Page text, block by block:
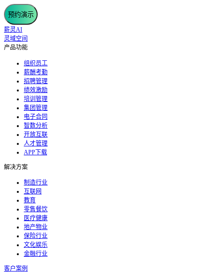
预约演示
薪灵AI
灵域空间
产品功能
组织员工
薪酬考勤
招聘管理
绩效激励
培训管理
集团管理
电子合同
智数分析
开放互联
人才管理
APP下载
解决方案
制造行业
互联网
教育
零售餐饮
医疗健康
地产物业
保险行业
文化娱乐
金融行业
客户案例